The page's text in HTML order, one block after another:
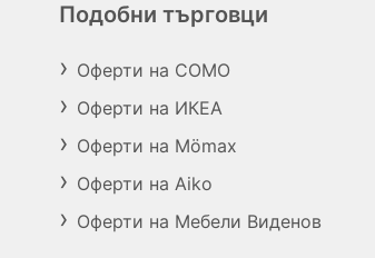
Подобни търговци
Оферти на COMO
Оферти на ИКЕА
Оферти на Mömax
Оферти на Aiko
Оферти на Мебели Виденов